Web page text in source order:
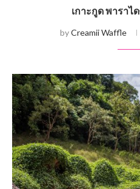
เกาะกูด พาราไ
byCreamii Waffle